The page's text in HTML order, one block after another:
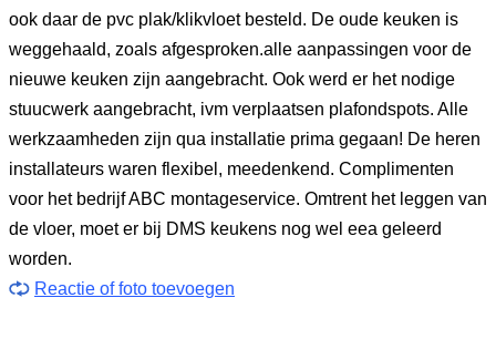
ook daar de pvc plak/klikvloet besteld. De oude keuken is
weggehaald, zoals afgesproken.alle aanpassingen voor de
nieuwe keuken zijn aangebracht. Ook werd er het nodige
stuucwerk aangebracht, ivm verplaatsen plafondspots. Alle
werkzaamheden zijn qua installatie prima gegaan! De heren
installateurs waren flexibel, meedenkend. Complimenten
voor het bedrijf ABC montageservice. Omtrent het leggen van
de vloer, moet er bij DMS keukens nog wel eea geleerd
worden.
Reactie of foto toevoegen